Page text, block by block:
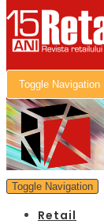
Toggle Navigation
Toggle Navigation
Retail